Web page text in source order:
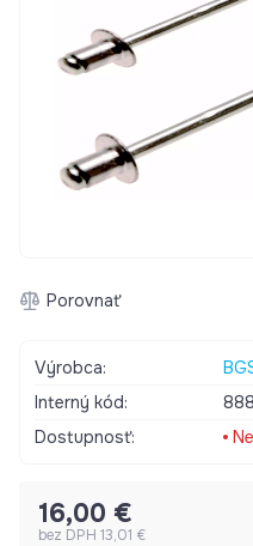
Porovnať
Výrobca:
Interný kód:
Dostupnosť:
16,00 €
bez DPH 13,01 €